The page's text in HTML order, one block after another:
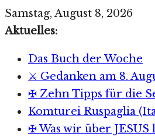
Zum
Inhalt
Samstag, August 8, 2026
Aktuelles:
Das Buch der Woche
⚔️ Gedanken am 8.
✠ Zehn Tipps für die
Komturei Ruspaglia
✠ Was wir über JESUS